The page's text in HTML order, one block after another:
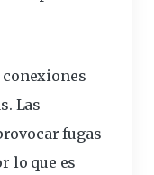
. Las
fugas
lo que es